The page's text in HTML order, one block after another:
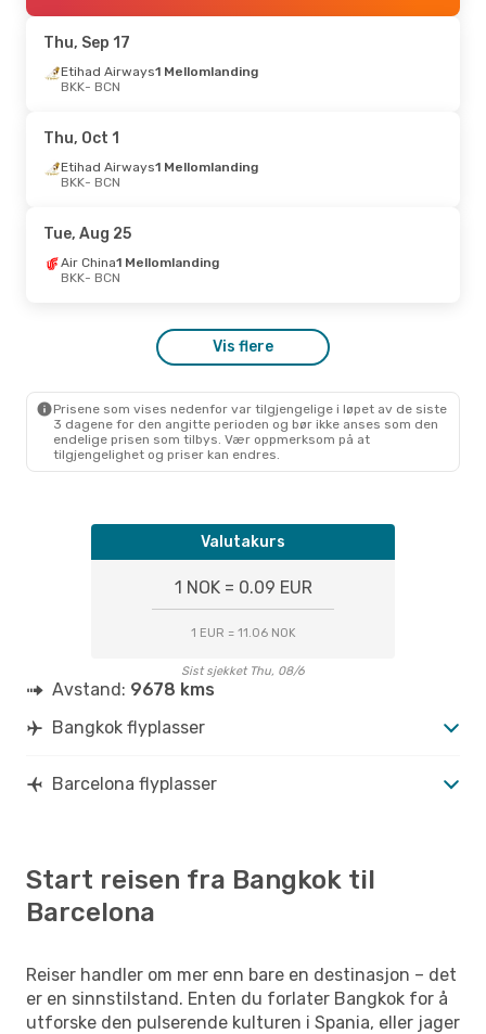
Thu, Sep 17
Etihad Airways1 Mellomlanding
BKK- BCN
Thu, Oct 1
Etihad Airways1 Mellomlanding
BKK- BCN
Tue, Aug 25
Air China1 Mellomlanding
BKK- BCN
Vis flere
Prisene som vises nedenfor var tilgjengelige i løpet av de siste
3 dagene for den angitte perioden og bør ikke anses som den
endelige prisen som tilbys. Vær oppmerksom på at
tilgjengelighet og priser kan endres.
Valutakurs
1 NOK = 0.09 EUR
1 EUR = 11.06 NOK
Sist sjekket Thu, 08/6
Avstand: 9678 kms
Bangkok flyplasser
Barcelona flyplasser
Start reisen fra Bangkok til
Barcelona
Reiser handler om mer enn bare en destinasjon – det
er en sinnstilstand. Enten du forlater Bangkok for å
utforske den pulserende kulturen i Spania, eller jager